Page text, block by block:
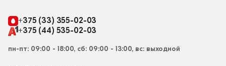
+375 (33) 355-02-03
+375 (44) 535-02-03
пн-пт: 09:00 - 18:00, сб: 09:00 - 13:00, вс: выходной